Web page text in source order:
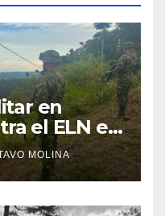
en
el ELN en
MOLINA